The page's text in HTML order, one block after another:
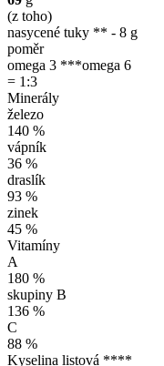
(z toho)
nasycené tuky ** - 8 g
poměr
omega 3 ***omega 6
= 1:3
Minerály
železo
140 %
vápník
36 %
draslík
93 %
zinek
45 %
Vitamíny
A
180 %
skupiny B
136 %
C
88 %
Kyselina listová ****